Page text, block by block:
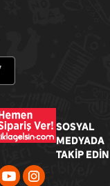
SOSYAL
MEDYADA
TAKİP EDİN